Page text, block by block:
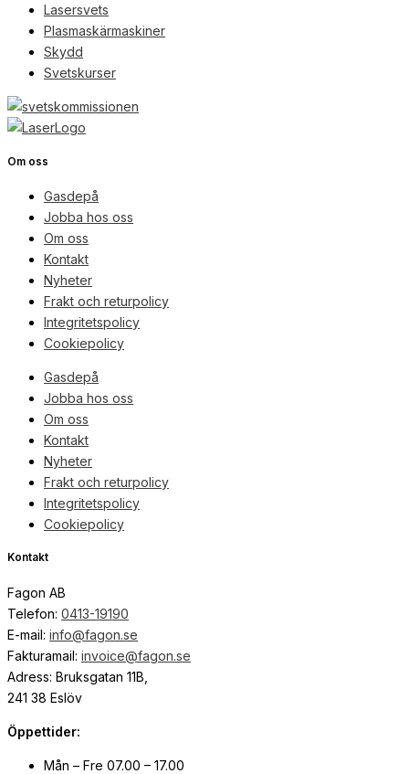
Lasersvets
Plasmaskärmaskiner
Skydd
Svetskurser
Om oss
Gasdepå
Jobba hos oss
Om oss
Kontakt
Nyheter
Frakt och returpolicy
Integritetspolicy
Cookiepolicy
Gasdepå
Jobba hos oss
Om oss
Kontakt
Nyheter
Frakt och returpolicy
Integritetspolicy
Cookiepolicy
Kontakt
Fagon AB
Telefon: 0413-19190
E-mail: info@fagon.se
Fakturamail: invoice@fagon.se
Adress: Bruksgatan 11B,
241 38 Eslöv
Öppettider:
Mån – Fre 07.00 – 17.00